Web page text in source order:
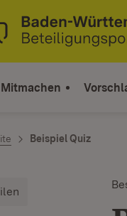
Startseite
Mitmachen
Beispiel Quiz